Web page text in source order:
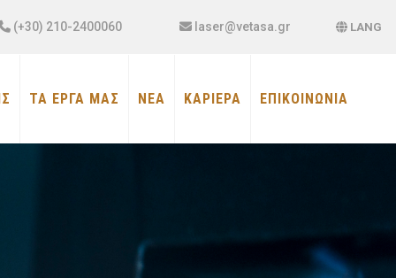
(+30) 210-2400060 laser@vetasa.gr LANG
ΤΑ ΕΡΓΑ ΜΑΣ ΝΕΑ ΚΑΡΙΕΡΑ ΕΠΙΚΟΙΝΩΝΙΑ
×